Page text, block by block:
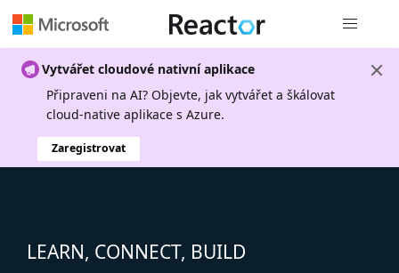
Vytvářet cloudové nativní aplikace
Připraveni na AI? Objevte, jak vytvářet a škálovat
cloud-native aplikace s Azure.
Zaregistrovat
LEARN, CONNECT, BUILD